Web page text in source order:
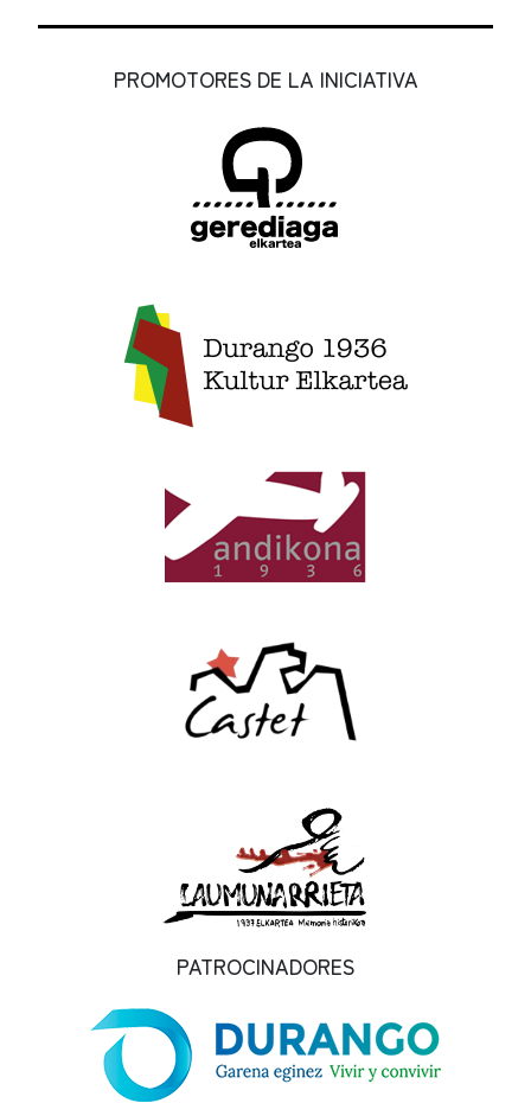
PROMOTORES DE LA INICIATIVA
PATROCINADORES